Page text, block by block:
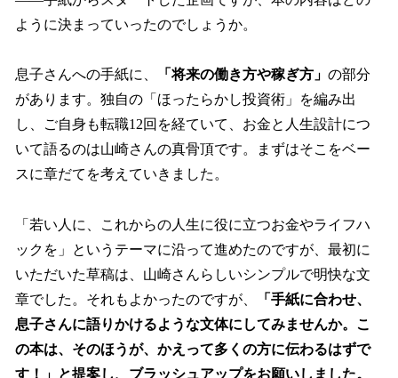
ように決まっていったのでしょうか。
息子さんへの手紙に、 「将来の働き方や稼ぎ方」 の部分
があります。独自の「ほったらかし投資術」を編み出
し、ご自身も転職12回を経ていて、お金と人生設計につ
いて語るのは山崎さんの真骨頂です。まずはそこをベー
スに章だてを考えていきました。
「若い人に、これからの人生に役に立つお金やライフハ
ックを」というテーマに沿って進めたのですが、最初に
いただいた草稿は、山崎さんらしいシンプルで明快な文
章でした。それもよかったのですが、
「手紙に合わせ、
息子さんに語りかけるような文体にしてみませんか。こ
の本は、そのほうが、かえって多くの方に伝わるはずで
す！」と提案し、ブラッシュアップをお願いしました。